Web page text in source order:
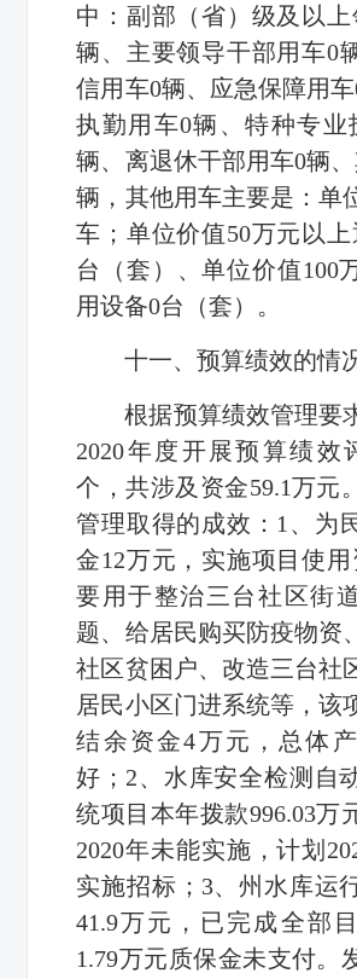
中：副部（省）级及以
辆、主要领导干部用车0
信用车0辆、应急保障用
执勤用车0辆、特种专业
辆、离退休干部用车0辆
辆，其他用车主要是：单
车；单位价值50万元以
台（套）、单位价值100
用设备0台（套）。
十一、预算绩效的情
根据预算绩效管理要
2020年度开展预算绩效
个，共涉及资金59.1万元
管理取得的成效：1、为
金12万元，实施项目使
要用于整治三台社区街
题、给居民购买防疫物资
社区贫困户、改造三台社
居民小区门进系统等，该
结余资金4万元，总体
好；2、水库安全检测自
统项目本年拨款996.03万
2020年未能实施，计划
实施招标；3、州水库运
41.9万元，已完成全部
1.79万元质保金未支付。